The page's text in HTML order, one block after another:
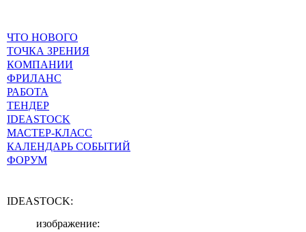
ЧТО НОВОГО
ТОЧКА ЗРЕНИЯ
КОМПАНИИ
ФРИЛАНС
РАБОТА
ТЕНДЕР
IDEASTOCK
МАСТЕР-КЛАСС
КАЛЕНДАРЬ СОБЫТИЙ
ФОРУМ
IDEASTOCK:
изображение: